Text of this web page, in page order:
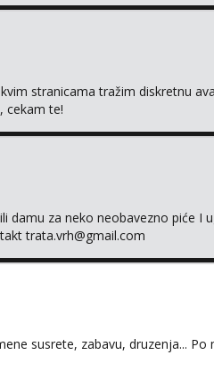
stranicama tražim diskretnu
cekam te!
damu za neko neobavezno piće I
trata.vrh@gmail.com
susrete, zabavu, druzenja... Po